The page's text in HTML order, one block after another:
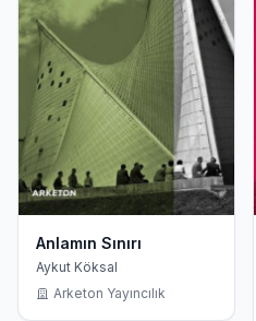
Anlamın Sınırı
Aykut Köksal
Arketon Yayıncılık